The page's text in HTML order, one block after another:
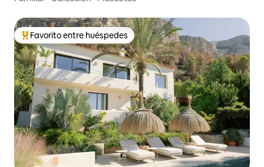
Favorito entre huéspedes preferido
Favorito entre huéspedes